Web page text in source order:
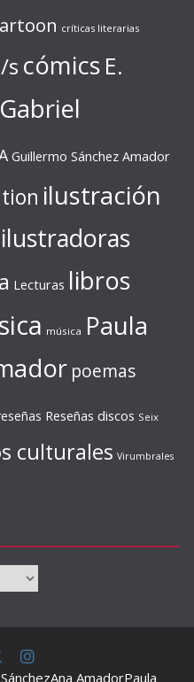
críticas literarias
s cómics E.
Gabriel
Guillermo Sánchez Amador
ilustración
ilustradoras
Lecturas libros
música Paula
poemas
Reseñas discos Seix
culturales Virumbrales
Ana AmadorPaula